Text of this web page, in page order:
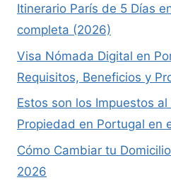
Itinerario París de 5 Días
completa (2026)
Visa Nómada Digital en
Requisitos, Beneficios y
Estos son los Impuestos
Propiedad en Portugal en
Cómo Cambiar tu
2026